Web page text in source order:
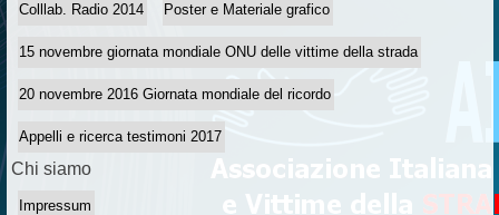
Colllab. Radio 2014 Poster e Materiale grafico
15 novembre giornata mondiale ONU delle vittime della strada
20 novembre 2016 Giornata mondiale del ricordo
Appelli e ricerca testimoni 2017
Chi siamo
Impressum